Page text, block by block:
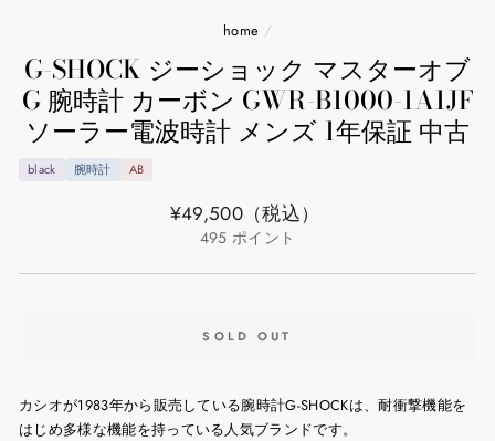
home /
G-SHOCK ジーショック マスターオブ
G 腕時計 カーボン GWR-B1000-1A1JF
ソーラー電波時計 メンズ 1年保証 中古
black 腕時計 AB
通
格
¥49,500（税込）
495 ポイント
SOLD OUT
カシオが1983年から販売している腕時計G-SHOCKは、耐衝撃機能を
はじめ多様な機能を持っている人気ブランドです。